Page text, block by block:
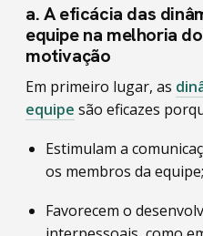
a. A eficácia das
equipe na melhoria
motivação
Em primeiro lugar, as
equipe são eficazes
Estimulam a
os membros da equipe;
Favorecem o